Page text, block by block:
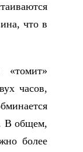
что в
«томит»
часов,
В общем,
более